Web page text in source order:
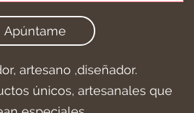
Apúntame
artesano ,diseñador.
únicos, artesanales que